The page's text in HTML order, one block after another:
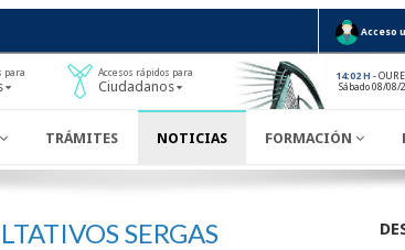
Acceso
para Accesos rápidos para
Ciudadanos
14:02 H -
Sábado 08/08/
TRÁMITES NOTICIAS FORMACIÓN
SERGAS